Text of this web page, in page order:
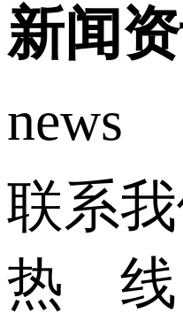
新闻
news
联系
热 线